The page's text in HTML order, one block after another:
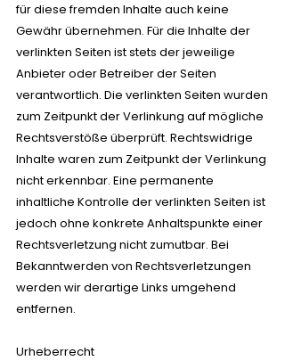
für diese fremden Inhalte auch keine
Gewähr übernehmen. Für die Inhalte der
verlinkten Seiten ist stets der jeweilige
Anbieter oder Betreiber der Seiten
verantwortlich. Die verlinkten Seiten wurden
zum Zeitpunkt der Verlinkung auf mögliche
Rechtsverstöße überprüft. Rechtswidrige
Inhalte waren zum Zeitpunkt der Verlinkung
nicht erkennbar. Eine permanente
inhaltliche Kontrolle der verlinkten Seiten ist
jedoch ohne konkrete Anhaltspunkte einer
Rechtsverletzung nicht zumutbar. Bei
Bekanntwerden von Rechtsverletzungen
werden wir derartige Links umgehend
entfernen.
Urheberrecht